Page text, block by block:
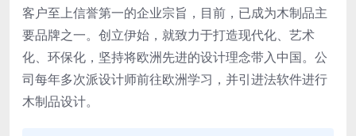
客户至上信誉第一的企业宗旨，目前，已成为木制品主
要品牌之一。创立伊始，就致力于打造现代化、艺术
化、环保化，坚持将欧洲先进的设计理念带入中国。公
司每年多次派设计师前往欧洲学习，并引进法软件进行
木制品设计。